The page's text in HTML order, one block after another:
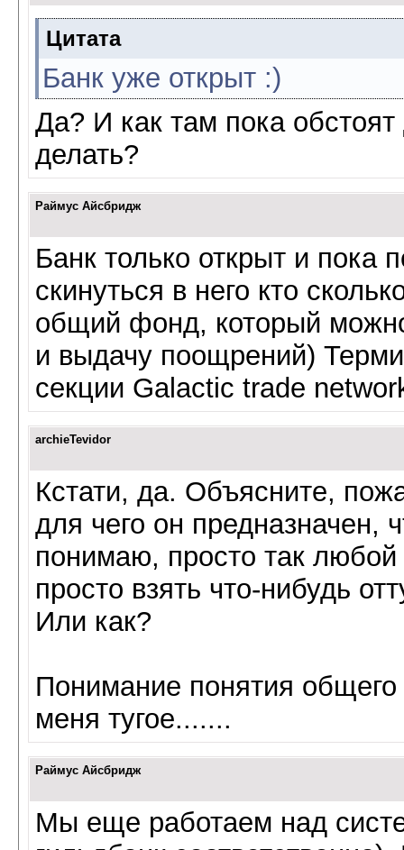
Цитата
Банк уже открыт :)
Да? И как там пока
делать?
Раймус Айсбридж
Банк только открыт и пока
скинуться в него кто
общий фонд, который
и выдачу поощрений)
секции Galactic trade
archieTevidor
Кстати, да. Объясните,
для чего он предназначен,
понимаю, просто так
просто взять что-нибудь
Или как?
Понимание понятия
меня тугое.......
Раймус Айсбридж
Мы еще работаем над